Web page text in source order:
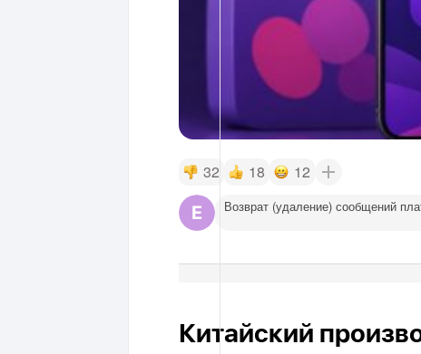
32 18 12
Возврат (удаление) сообщений
Китайский